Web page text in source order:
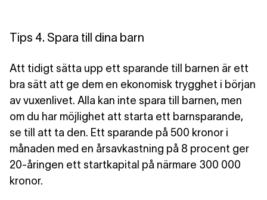
Tips 4. Spara till dina barn
Att tidigt sätta upp ett sparande till barnen är ett
bra sätt att ge dem en ekonomisk trygghet i början
av vuxenlivet. Alla kan inte spara till barnen, men
om du har möjlighet att starta ett barnsparande,
se till att ta den. Ett sparande på 500 kronor i
månaden med en årsavkastning på 8 procent ger
20-åringen ett startkapital på närmare 300 000
kronor.